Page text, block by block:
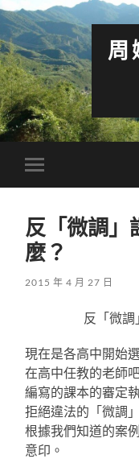
周
Toggle
mobile
反「微調」
麼？
2015 年 4 月 27 日
反「微調
現在是各高中開始
在高中任教的老師
編寫的課本的審定
拒絕違法的「微調
根據我們知道的案
意印。